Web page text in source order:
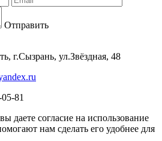
Отправить
г.Сызрань, ул.Звёздная, 48
81
даете согласие на использование
нам сделать его удобнее для